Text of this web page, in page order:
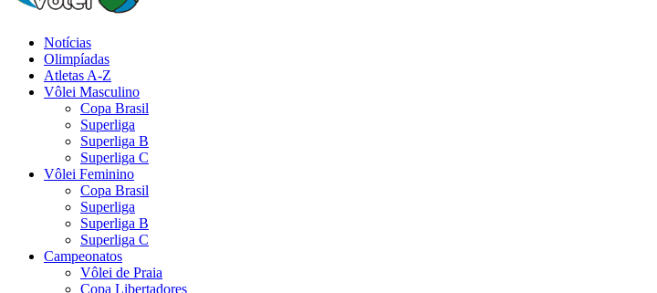
Notícias
Olimpíadas
Atletas A-Z
Vôlei Masculino
Copa Brasil
Superliga
Superliga B
Superliga C
Vôlei Feminino
Copa Brasil
Superliga
Superliga B
Superliga C
Campeonatos
Vôlei de Praia
Copa Libertadores